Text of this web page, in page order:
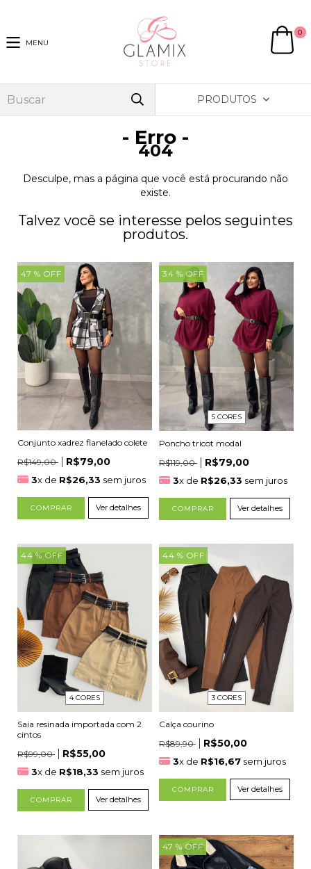
MENU
0
PRODUTOS
- Erro -
404
Desculpe, mas a página que você está procurando não
existe.
Talvez você se interesse pelos seguintes
produtos.
47 % OFF
Conjunto xadrez flanelado colete
R$149,00
R$79,00
3x de R$26,33 sem juros
COMPRAR Ver detalhes
34 % OFF
5 CORES
Poncho tricot modal
R$119,00
R$79,00
3x de R$26,33 sem juros
COMPRAR Ver detalhes
44 % OFF
4 CORES
Saia resinada importada com 2
cintos
R$99,00
R$55,00
3x de R$18,33 sem juros
COMPRAR Ver detalhes
44 % OFF
3 CORES
Calça courino
R$89,90
R$50,00
3x de R$16,67 sem juros
COMPRAR Ver detalhes
47 % OFF